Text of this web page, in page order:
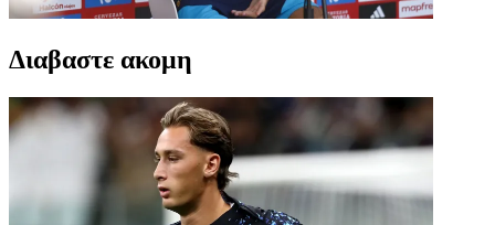
Διαβαστε ακομη